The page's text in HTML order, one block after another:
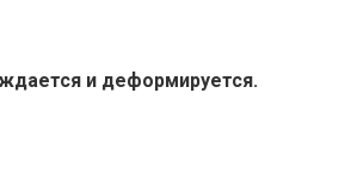
и деформируется.